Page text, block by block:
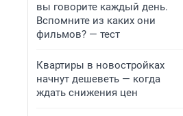
вы говорите каждый день.
Вспомните из каких они
фильмов? — тест
Квартиры в новостройках
начнут дешеветь — когда
ждать снижения цен